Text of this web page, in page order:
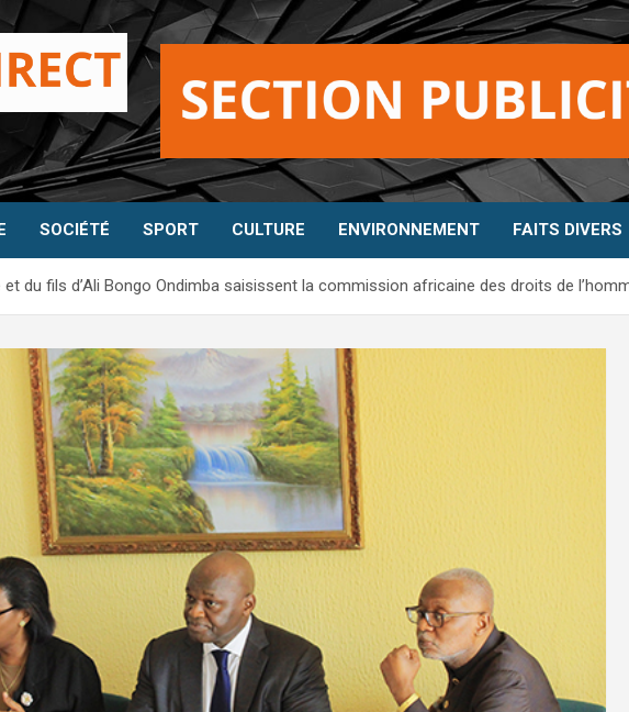
SOCIÉTÉ SPORT CULTURE ENVIRONNEMENT FAITS DIVERS
et du fils d’Ali Bongo Ondimba saisissent la commission africaine des droits de